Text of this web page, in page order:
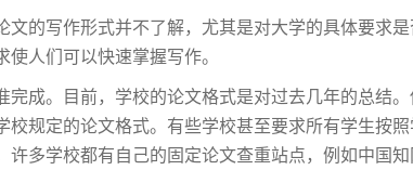
文的写作形式并不了解，尤其是对大学的具体要求
人们可以快速掌握写作。
成。目前，学校的论文格式是对过去几年的总结
规定的论文格式。有些学校甚至要求所有学生按
多学校都有自己的固定论文查重站点，例如中国